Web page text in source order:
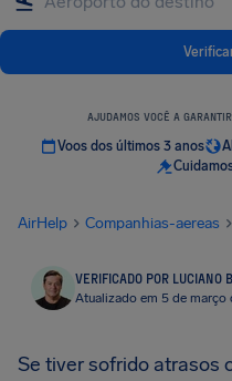
AJUDAMOS VOCÊ A
Voos dos últimos 3 anos
AirHelp Companhias-aereas
VERIFICADO POR LUCIANO
Atualizado em 5 de março
Se tiver sofrido atrasos